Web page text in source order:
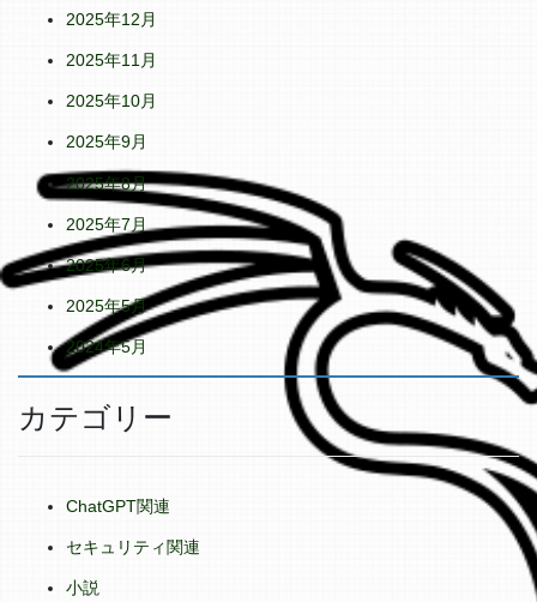
2025年12月
2025年11月
2025年10月
2025年9月
2025年8月
2025年7月
2025年6月
2025年5月
2024年5月
カテゴリー
ChatGPT関連
セキュリティ関連
小説